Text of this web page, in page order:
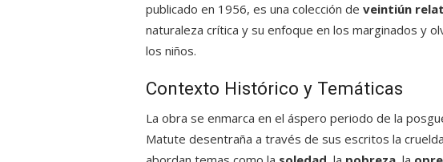
publicado en 1956, es una colección de veintiún
naturaleza crítica y su enfoque en los marginados y
los niños.
Contexto Histórico y Temáticas
La obra se enmarca en el áspero periodo de la
Matute desentraña a través de sus escritos la